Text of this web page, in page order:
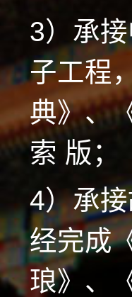
3）承
子工程
典》、
索 版；
4）承
经完成
琅》、